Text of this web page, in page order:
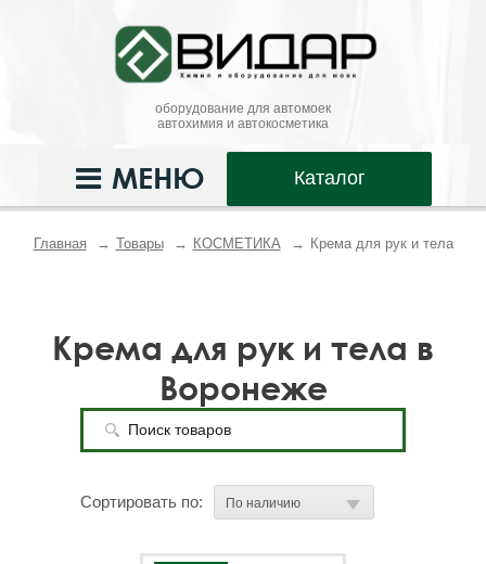
оборудование для автомоек
автохимия и автокосметика
Каталог
МЕНЮ
Главная Товары КОСМЕТИКА Крема для рук и тела
Крема для рук и тела в
Воронеже
Сортировать по: